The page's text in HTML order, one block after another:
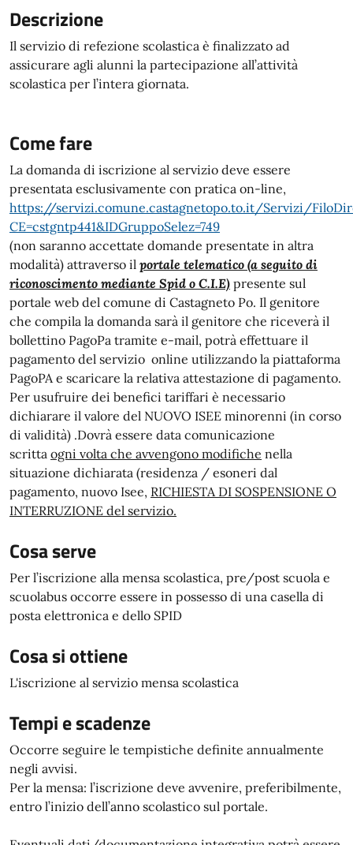
Descrizione
Il servizio di refezione scolastica è finalizzato ad
assicurare agli alunni la partecipazione all’attività
scolastica per l’intera giornata.
Come fare
La domanda di iscrizione al servizio deve essere
presentata esclusivamente con pratica on-line,
https://servizi.comune.castagnetopo.to.it/Servizi/
CE=cstgntp441&IDGruppoSelez=749
(non saranno accettate domande presentate in altra
modalità) attraverso il portale telematico (a seguito di
riconoscimento mediante Spid o C.I.E) presente sul
portale web del comune di Castagneto Po. Il genitore
che compila la domanda sarà il genitore che riceverà il
bollettino PagoPa tramite e-mail, potrà effettuare il
pagamento del servizio online utilizzando la piattaforma
PagoPA e scaricare la relativa attestazione di pagamento.
Per usufruire dei benefici tariffari è necessario
dichiarare il valore del NUOVO ISEE minorenni (in corso
di validità) .Dovrà essere data comunicazione
scritta ogni volta che avvengono modifiche nella
situazione dichiarata (residenza / esoneri dal
pagamento, nuovo Isee, RICHIESTA DI SOSPENSIONE O
INTERRUZIONE del servizio.
Cosa serve
Per l’iscrizione alla mensa scolastica, pre/post scuola e
scuolabus occorre essere in possesso di una casella di
posta elettronica e dello SPID
Cosa si ottiene
L'iscrizione al servizio mensa scolastica
Tempi e scadenze
Occorre seguire le tempistiche definite annualmente
negli avvisi.
Per la mensa: l’iscrizione deve avvenire, preferibilmente,
entro l’inizio dell’anno scolastico sul portale.